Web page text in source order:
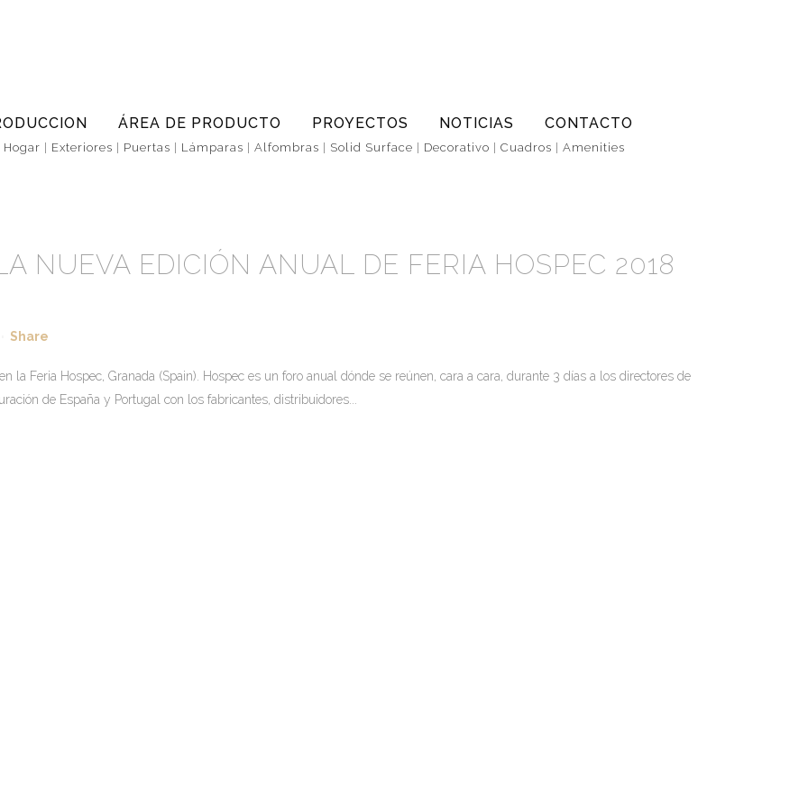
ÁREA DE PRODUCTO PROYECTOS NOTICIAS CONTACTO
Hogar Exteriores Puertas Lámparas Alfombras Solid Surface Decorativo Cuadros Amenities
NUEVA EDICIÓN ANUAL DE FERIA HOSPEC 2018
Share
la Feria Hospec, Granada (Spain). Hospec es un foro anual dónde se reúnen, cara a cara, durante 3 días a los directores de
de España y Portugal con los fabricantes, distribuidores...